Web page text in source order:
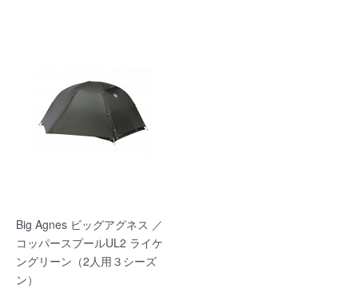
Big Agnes ビッグアグネス ／
コッパースプールUL2 ライケ
ングリーン（2人用３シーズ
ン）